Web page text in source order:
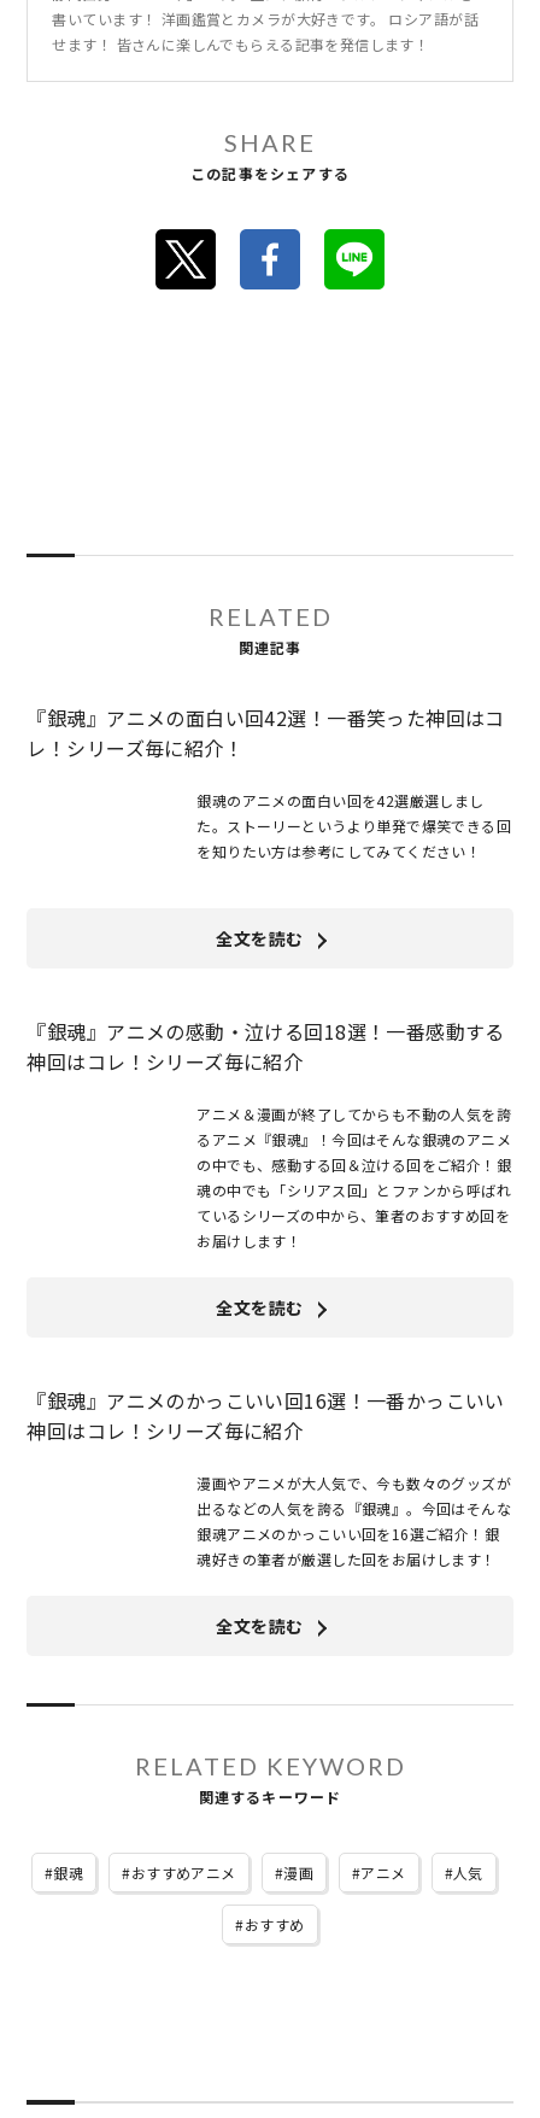
書いています！ 洋画鑑賞とカメラが大好きです。 ロシア語が話
せます！ 皆さんに楽しんでもらえる記事を発信します！
SHARE
この記事をシェアする
RELATED
関連記事
『銀魂』アニメの面白い回42選！一番笑った神回はコ
レ！シリーズ毎に紹介！
銀魂のアニメの面白い回を42選厳選しまし
た。ストーリーというより単発で爆笑できる回
を知りたい方は参考にしてみてください！
全文を読む
『銀魂』アニメの感動・泣ける回18選！一番感動する
神回はコレ！シリーズ毎に紹介
アニメ＆漫画が終了してからも不動の人気を誇
るアニメ『銀魂』！今回はそんな銀魂のアニメ
の中でも、感動する回＆泣ける回をご紹介！銀
魂の中でも「シリアス回」とファンから呼ばれ
ているシリーズの中から、筆者のおすすめ回を
お届けします！
全文を読む
『銀魂』アニメのかっこいい回16選！一番かっこいい
神回はコレ！シリーズ毎に紹介
漫画やアニメが大人気で、今も数々のグッズが
出るなどの人気を誇る『銀魂』。今回はそんな
銀魂アニメのかっこいい回を16選ご紹介！銀
魂好きの筆者が厳選した回をお届けします！
全文を読む
RELATED KEYWORD
関連するキーワード
銀魂 おすすめアニメ 漫画 アニメ 人気
おすすめ